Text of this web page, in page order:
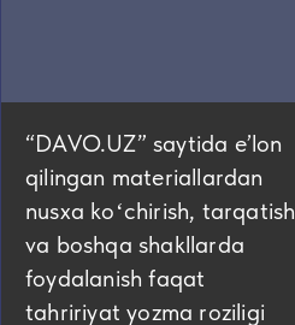
“DAVO.UZ” saytida eʼlon
qilingan materiallardan
nusxa koʻchirish, tarqatish
va boshqa shakllarda
foydalanish faqat
tahririyat yozma roziligi